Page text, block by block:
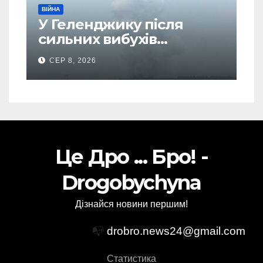
ВІЙНА
У Геленджику після
сильних вибухів
почалася масова
евакуація
СЕР 8, 2026
Це Дро ... Бро! -
Drogobychyna
Дізнайся новини першим!
📭 drobro.news24@gmail.com
Статистика